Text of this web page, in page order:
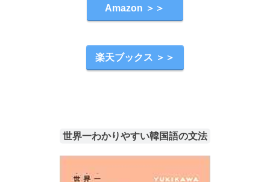
Amazon ＞＞
楽天ブックス ＞＞
世界一わかりやすい韓国語の文法